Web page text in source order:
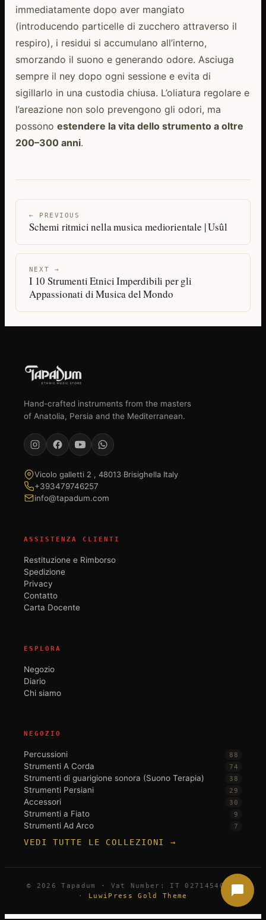
immediatamente dopo aver mangiato
(introducendo particelle di zucchero attraverso il
respiro), i residui si accumulano all’interno,
smorzando il suono e generando odore. Asciuga
sempre il ney dopo ogni sessione e evita di
sigillarlo in una custodia chiusa. L’oliatura regolare e
l’areazione non solo prevengono gli odori, ma
possono estendere la vita dello strumento a oltre
200–300 anni.
← PREVIOUS
Schemi ritmici nella musica mediorientale | Usûl
NEXT →
I 10 Strumenti Etnici Imperdibili per gli
Appassionati di Musica del Mondo
Hand-crafted instruments from the masters
of Anatolia, Persia and the Mediterranean.
Vicolo galletti 2 , 48013 Brisighella Italy
+393479746257
info@tapadum.com
ASSISTENZA CLIENTI
Restituzione e Rimborso
Spedizione
Privacy
Contatto
Carta Docente
ESPLORA
Negozio
Diario
Chi siamo
NEGOZIO
Percussioni 88
Strumenti A Corda 74
Strumenti di guarigione sonora (Suono Terapia) 38
Strumenti Persiani 29
Accessori 30
Strumenti a Fiato 9
Strumenti Ad Arco 7
VEDI TUTTE LE COLLEZIONI →
© 2026 Tapadum · Vat Number: IT 02714540396
·
LuwiPress Gold Theme